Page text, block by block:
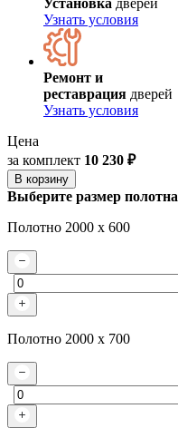
Узнать условия
Ремонт и
реставрация дверей
Узнать условия
Цена
за комплект 10 230 ₽
В корзину
Выберите размер полотна
Полотно 2000 x 600
Полотно 2000 x 700